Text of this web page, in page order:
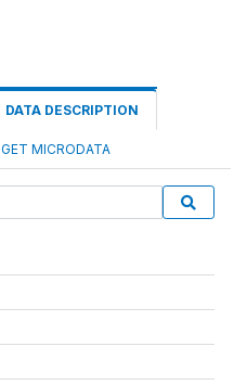
DATA DESCRIPTION
GET MICRODATA